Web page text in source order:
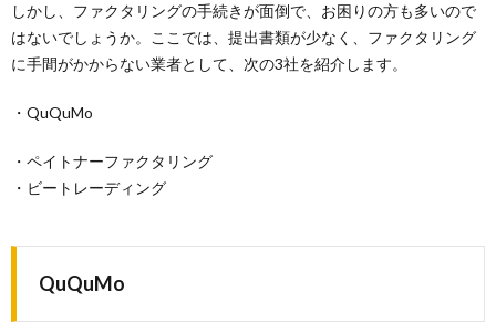
しかし、ファクタリングの手続きが面倒で、お困りの方も多いので
はないでしょうか。ここでは、提出書類が少なく、ファクタリング
に手間がかからない業者として、次の3社を紹介します。
・QuQuMo
・ペイトナーファクタリング
・ビートレーディング
QuQuMo